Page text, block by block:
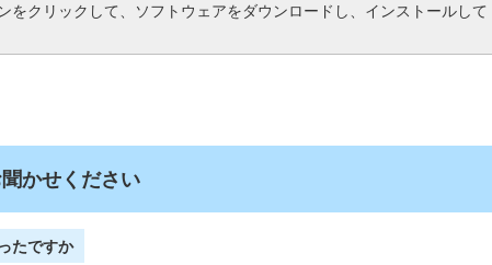
をクリックして、ソフトウェアをダウンロードし、インストールして
かせください
たですか